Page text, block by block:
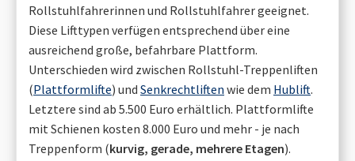
Rollstuhlfahrerinnen und Rollstuhlfahrer geeignet.
Diese Lifttypen verfügen entsprechend über eine
ausreichend große, befahrbare Plattform.
Unterschieden wird zwischen Rollstuhl-Treppenliften
(Plattformlifte) und Senkrechtliften wie dem Hublift.
Letztere sind ab 5.500 Euro erhältlich. Plattformlifte
mit Schienen kosten 8.000 Euro und mehr - je nach
Treppenform (kurvig, gerade, mehrere Etagen).